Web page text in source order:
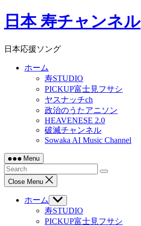
Skip
to日本 寿チャンネル
日本応援ソング
ホーム
寿STUDIO
PICKUP富士見フサシ
ヤスナッチch
政治のうたアニソン
HEAVENESE 2.0
破滅チャンネル
Sowaka AI Music Channel
Menu
Close Menu
ホーム
Show
sub
menu
寿STUDIO
PICKUP富士見フサシ